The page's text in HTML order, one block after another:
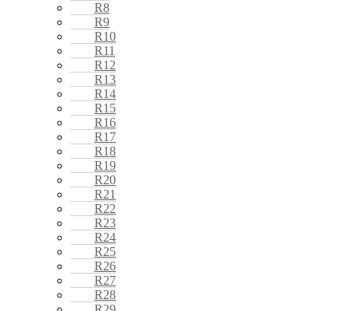
R8
R9
R10
R11
R12
R13
R14
R15
R16
R17
R18
R19
R20
R21
R22
R23
R24
R25
R26
R27
R28